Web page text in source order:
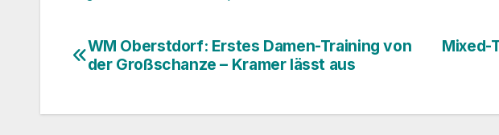
Beitragsnavigation
Mixed-
WM Oberstdorf: Erstes Damen-Training von
der Großschanze – Kramer lässt aus